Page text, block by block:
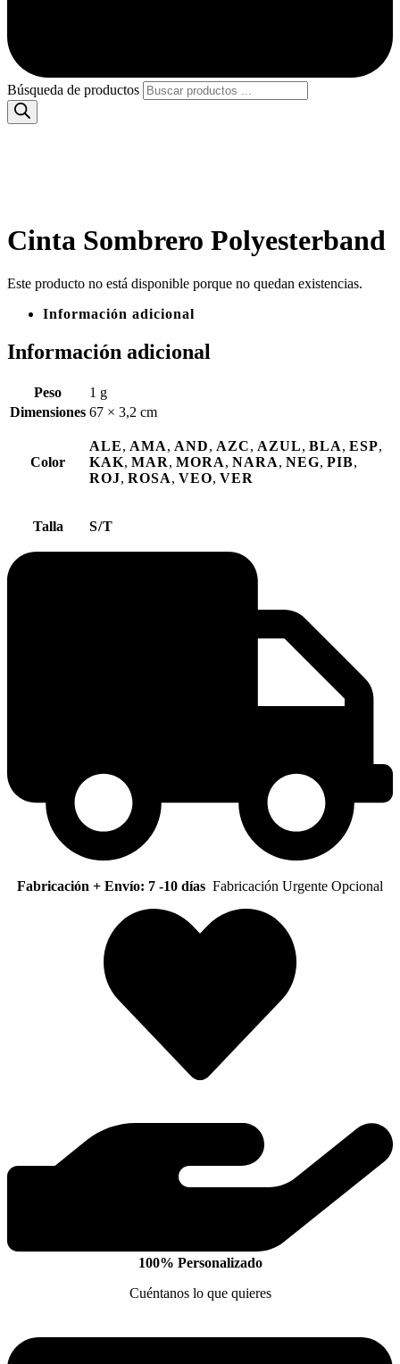
Búsqueda de productos
Cinta Sombrero Polyesterband
Este producto no está disponible porque no quedan existencias.
Información adicional
Información adicional
Peso
1 g
Dimensiones 67 × 3,2 cm
Color
ALE, AMA, AND, AZC, AZUL, BLA, ESP,
KAK, MAR, MORA, NARA, NEG, PIB,
ROJ, ROSA, VEO, VER
Talla S/T
Fabricación + Envío: 7 -10 días Fabricación Urgente Opcional
100% Personalizado
Cuéntanos lo que quieres